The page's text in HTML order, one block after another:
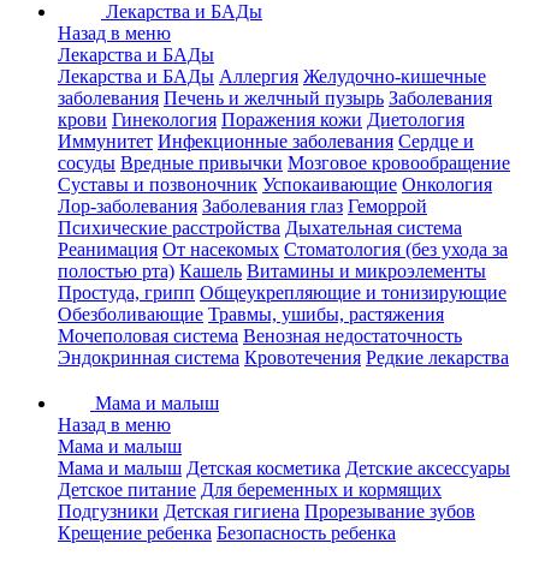
Лекарства и БАДы
Назад в меню
Лекарства и БАДы
Лекарства и БАДы Аллергия Желудочно-кишечные
заболевания Печень и желчный пузырь Заболевания
крови Гинекология Поражения кожи Диетология
Иммунитет Инфекционные заболевания Сердце и
сосуды Вредные привычки Мозговое кровообращение
Суставы и позвоночник Успокаивающие Онкология
Лор-заболевания Заболевания глаз Геморрой
Психические расстройства Дыхательная система
Реанимация От насекомых Стоматология (без ухода за
полостью рта) Кашель Витамины и микроэлементы
Простуда, грипп Общеукрепляющие и тонизирующие
Обезболивающие Травмы, ушибы, растяжения
Мочеполовая система Венозная недостаточность
Эндокринная система Кровотечения Редкие лекарства
Мама и малыш
Назад в меню
Мама и малыш
Мама и малыш Детская косметика Детские аксессуары
Детское питание Для беременных и кормящих
Подгузники Детская гигиена Прорезывание зубов
Крещение ребенка Безопасность ребенка